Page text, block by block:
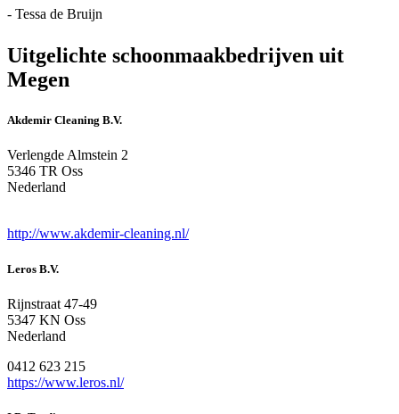
- Tessa de Bruijn
Uitgelichte schoonmaakbedrijven uit
Megen
Akdemir Cleaning B.V.
Verlengde Almstein 2
5346 TR Oss
Nederland
http://www.akdemir-cleaning.nl/
Leros B.V.
Rijnstraat 47-49
5347 KN Oss
Nederland
0412 623 215
https://www.leros.nl/